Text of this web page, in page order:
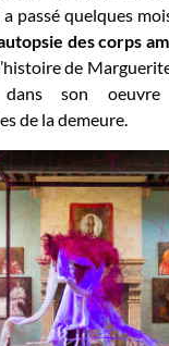
passé quelques
des corps
de
dans son oeuvre
de la demeure.